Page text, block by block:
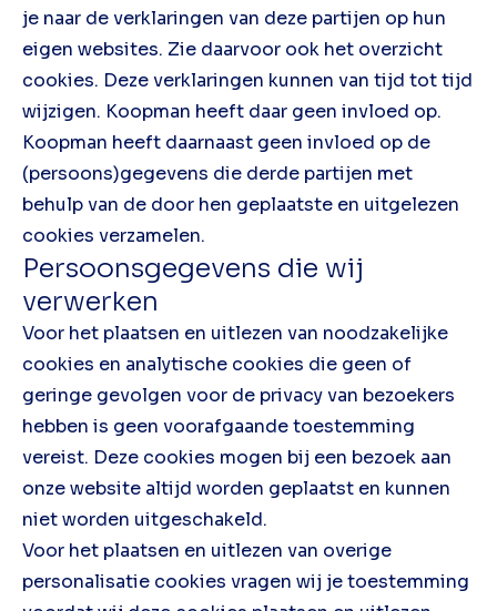
je naar de verklaringen van deze partijen op hun
eigen websites. Zie daarvoor ook het overzicht
cookies. Deze verklaringen kunnen van tijd tot tijd
wijzigen. Koopman heeft daar geen invloed op.
Koopman heeft daarnaast geen invloed op de
(persoons)gegevens die derde partijen met
behulp van de door hen geplaatste en uitgelezen
cookies verzamelen.
Persoonsgegevens die wij
verwerken
Voor het plaatsen en uitlezen van noodzakelijke
cookies en analytische cookies die geen of
geringe gevolgen voor de privacy van bezoekers
hebben is geen voorafgaande toestemming
vereist. Deze cookies mogen bij een bezoek aan
onze website altijd worden geplaatst en kunnen
niet worden uitgeschakeld.
Voor het plaatsen en uitlezen van overige
personalisatie cookies vragen wij je toestemming